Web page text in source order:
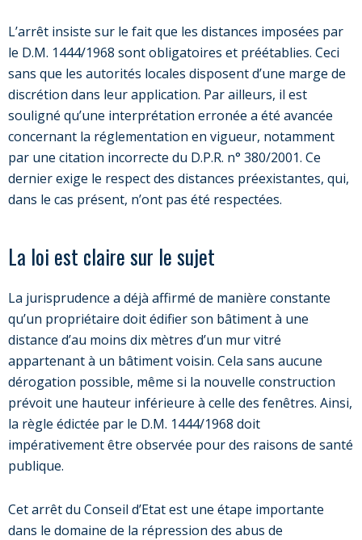
L’arrêt insiste sur le fait que les distances imposées par
le D.M. 1444/1968 sont obligatoires et préétablies. Ceci
sans que les autorités locales disposent d’une marge de
discrétion dans leur application. Par ailleurs, il est
souligné qu’une interprétation erronée a été avancée
concernant la réglementation en vigueur, notamment
par une citation incorrecte du D.P.R. n° 380/2001. Ce
dernier exige le respect des distances préexistantes, qui,
dans le cas présent, n’ont pas été respectées.
La loi est claire sur le sujet
La jurisprudence a déjà affirmé de manière constante
qu’un propriétaire doit édifier son bâtiment à une
distance d’au moins dix mètres d’un mur vitré
appartenant à un bâtiment voisin. Cela sans aucune
dérogation possible, même si la nouvelle construction
prévoit une hauteur inférieure à celle des fenêtres. Ainsi,
la règle édictée par le D.M. 1444/1968 doit
impérativement être observée pour des raisons de santé
publique.
Cet arrêt du Conseil d’Etat est une étape importante
dans le domaine de la répression des abus de